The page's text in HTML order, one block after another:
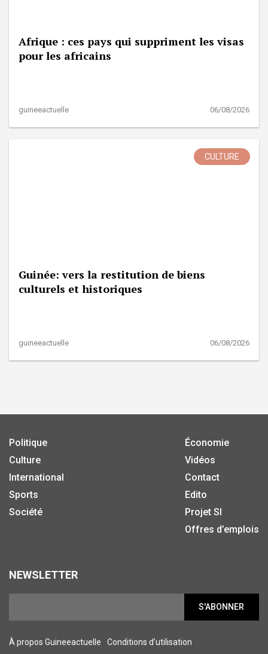
Afrique : ces pays qui suppriment les visas
pour les africains
guineeactuelle 06/08/2026
CULTURE
Guinée: vers la restitution de biens
culturels et historiques
guineeactuelle 06/08/2026
Politique
Culture
International
Sports
Société
Économie
Vidéos
Contact
Edito
Projet SI
Offres d’emplois
NEWSLETTER
S'ABONNER
À propos Guineeactuelle Conditions d’utilisation